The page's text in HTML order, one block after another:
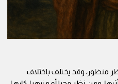
منظور، وقد يختلف باختلاف